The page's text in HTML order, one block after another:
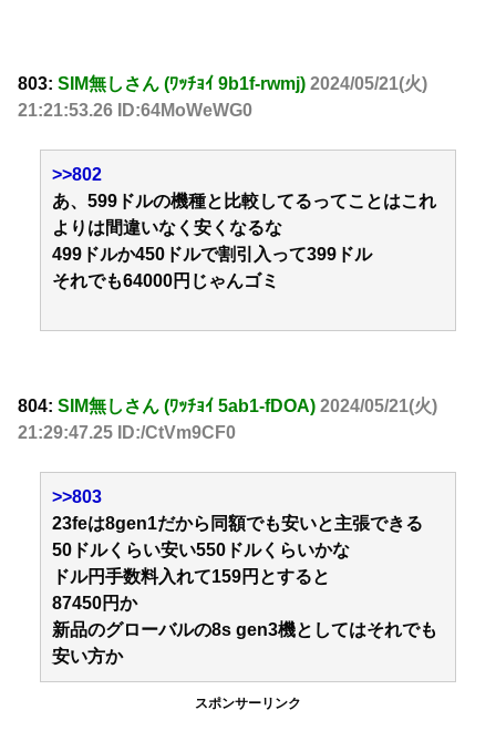
803: SIM無しさん (ﾜｯﾁｮｲ 9b1f-rwmj) 2024/05/21(火)
21:21:53.26 ID:64MoWeWG0
>>802
あ、599ドルの機種と比較してるってことはこれ
よりは間違いなく安くなるな
499ドルか450ドルで割引入って399ドル
それでも64000円じゃんゴミ
804: SIM無しさん (ﾜｯﾁｮｲ 5ab1-fDOA) 2024/05/21(火)
21:29:47.25 ID:/CtVm9CF0
>>803
23feは8gen1だから同額でも安いと主張できる
50ドルくらい安い550ドルくらいかな
ドル円手数料入れて159円とすると
87450円か
新品のグローバルの8s gen3機としてはそれでも
安い方か
スポンサーリンク